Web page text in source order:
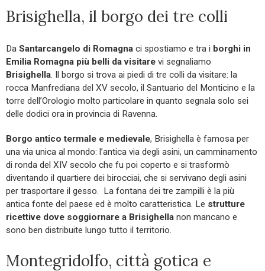
Brisighella, il borgo dei tre colli
Da Santarcangelo di Romagna ci spostiamo e tra i borghi in
Emilia Romagna più belli da visitare vi segnaliamo
Brisighella. Il borgo si trova ai piedi di tre colli da visitare: la
rocca Manfrediana del XV secolo, il Santuario del Monticino e la
torre dell’Orologio molto particolare in quanto segnala solo sei
delle dodici ora in provincia di Ravenna.
Borgo antico termale e medievale, Brisighella è famosa per
una via unica al mondo: l’antica via degli asini, un camminamento
di ronda del XIV secolo che fu poi coperto e si trasformò
diventando il quartiere dei birocciai, che si servivano degli asini
per trasportare il gesso. La fontana dei tre zampilli è la più
antica fonte del paese ed è molto caratteristica. Le strutture
ricettive dove soggiornare a Brisighella non mancano e
sono ben distribuite lungo tutto il territorio.
Montegridolfo, città gotica e